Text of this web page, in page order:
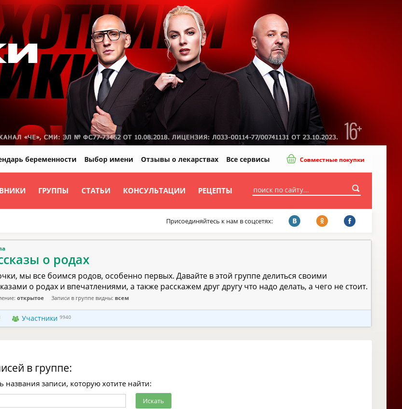
ГРУППЫ СТАТЬИ КОНСУЛЬТАЦИИ РЕЦЕПТЫ
беременности Выбор имени Отзывы о лекарствах Все сервисы Совместные покупки
Присоединяйтесь к нам в соцсетях:
о родах
мы все боимся родов, особенно первых. Давайте в этой группе делиться своими
о родах и впечатлениями, а также расскажем друг другу что надо делать, а чего не стоит.
открытое Записи в группе видны: всем
Участники 9940
в группе:
названия записи, которую хотите найти: